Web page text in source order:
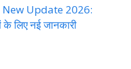
Update 2026:
के लिए नई जानकारी